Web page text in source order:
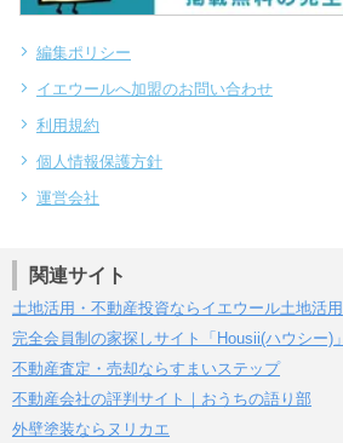
編集ポリシー
イエウールへ加盟のお問い合わせ
利用規約
個人情報保護方針
運営会社
関連サイト
土地活用・不動産投資ならイエウール土地活用
完全会員制の家探しサイト「Housii(ハウシー)」
不動産査定・売却ならすまいステップ
不動産会社の評判サイト｜おうちの語り部
外壁塗装ならヌリカエ